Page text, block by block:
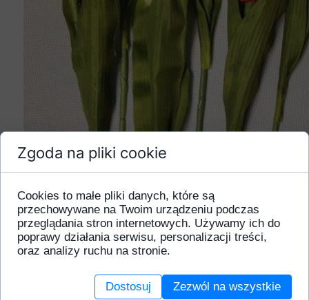
Zgoda na pliki cookie
Cookies to małe pliki danych, które są
przechowywane na Twoim urządzeniu podczas
przeglądania stron internetowych. Używamy ich do
poprawy działania serwisu, personalizacji treści,
oraz analizy ruchu na stronie.
Dostosuj Zezwól na wszystkie